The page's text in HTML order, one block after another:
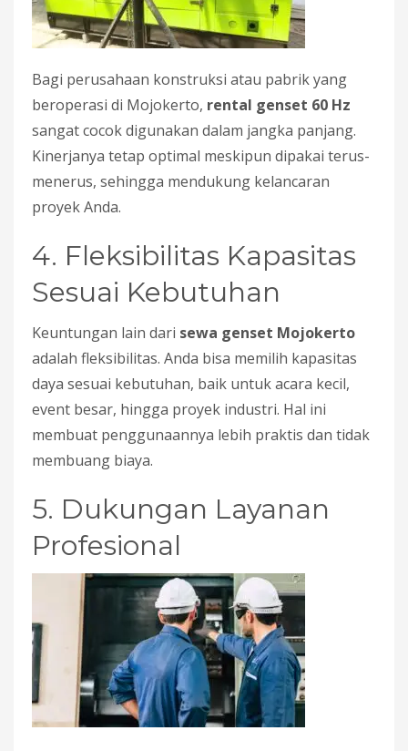
Bagi perusahaan konstruksi atau pabrik yang
beroperasi di Mojokerto, rental genset 60 Hz
sangat cocok digunakan dalam jangka panjang.
Kinerjanya tetap optimal meskipun dipakai terus-
menerus, sehingga mendukung kelancaran
proyek Anda.
4. Fleksibilitas Kapasitas
Sesuai Kebutuhan
Keuntungan lain dari sewa genset Mojokerto
adalah fleksibilitas. Anda bisa memilih kapasitas
daya sesuai kebutuhan, baik untuk acara kecil,
event besar, hingga proyek industri. Hal ini
membuat penggunaannya lebih praktis dan tidak
membuang biaya.
5. Dukungan Layanan
Profesional